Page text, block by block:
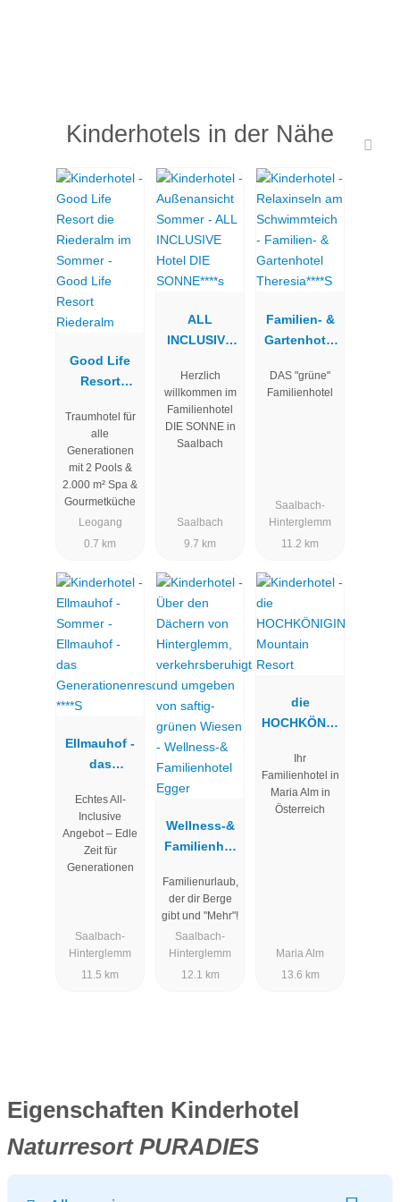
Naturbadeteich
Gemütliche Ruheräume, Kuschelkojen & Nischen
Fitnessraum sowie ein Yogaatelier
Kinderhotels in der Nähe
Good Life
Resort
Traumhotel für
alle
Generationen
mit 2 Pools &
2.000 m² Spa &
Gourmetküche
Leogang
0.7 km
ALL
INCLUSIVE
SONNE****s
Herzlich
willkommen im
Familienhotel
DIE SONNE in
Saalbach
Saalbach
9.7 km
Familien- &
Gartenhotel
DAS "grüne"
Familienhotel
Saalbach-
Hinterglemm
11.2 km
Ellmauhof -
das
nresort ****S
Echtes All-
Inclusive
Angebot – Edle
Zeit für
Generationen
Saalbach-
Hinterglemm
11.5 km
Wellness-&
Familienhot
Familienurlaub,
der dir Berge
gibt und "Mehr"!
Saalbach-
Hinterglemm
12.1 km
die
HOCHKÖNIG
Resort
Ihr
Familienhotel in
Maria Alm in
Österreich
Maria Alm
13.6 km
Eigenschaften Kinderhotel
Naturresort PURADIES